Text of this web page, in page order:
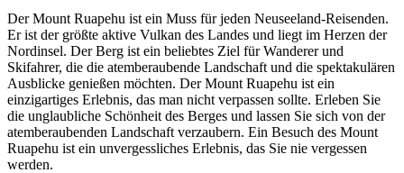
Der Mount Ruapehu ist ein Muss für jeden Neuseeland-Reisenden.
Er ist der größte aktive Vulkan des Landes und liegt im Herzen der
Nordinsel. Der Berg ist ein beliebtes Ziel für Wanderer und
Skifahrer, die die atemberaubende Landschaft und die spektakulären
Ausblicke genießen möchten. Der Mount Ruapehu ist ein
einzigartiges Erlebnis, das man nicht verpassen sollte. Erleben Sie
die unglaubliche Schönheit des Berges und lassen Sie sich von der
atemberaubenden Landschaft verzaubern. Ein Besuch des Mount
Ruapehu ist ein unvergessliches Erlebnis, das Sie nie vergessen
werden.